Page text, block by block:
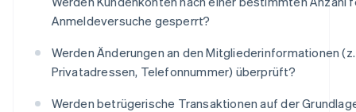
Anmeldeversuche gesperrt?
Werden Änderungen an den Mitgliederinformationen
Privatadressen, Telefonnummer) überprüft?
Werden betrügerische Transaktionen auf der